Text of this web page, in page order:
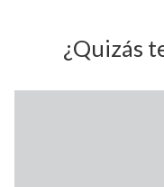
¿Quizás